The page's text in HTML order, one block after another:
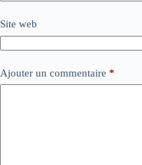
Site web
Ajouter un commentaire *